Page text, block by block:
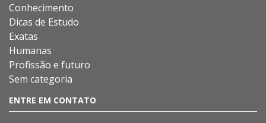
Conhecimento
Dicas de Estudo
Exatas
Humanas
Profissão e futuro
Sem categoria
ENTRE EM CONTATO